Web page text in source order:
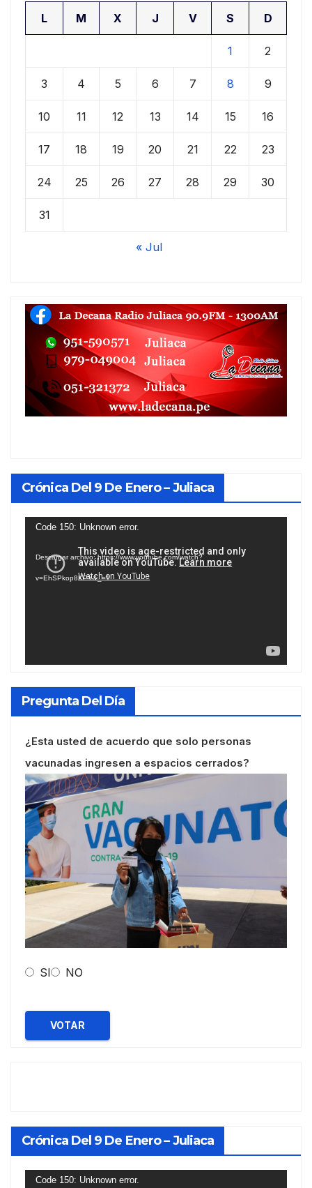
L M X J V S D
1 2
3 4 5 6 7 8 9
10 11 12 13 14 15 16
17 18 19 20 21 22 23
24 25 26 27 28 29 30
31
« Jul
Crónica Del 9 De Enero – Juliaca
Reproductor
vídeo
Code 150: Unknown error.
Descargar archivo: https://www.youtube.com/watch?
v=EhSPkop8KPY&_=1
Pregunta Del Día
¿Esta usted de acuerdo que solo personas
vacunadas ingresen a espacios cerrados?
SI NO
VOTAR
Crónica Del 9 De Enero – Juliaca
Reproductor
Code 150: Unknown error.